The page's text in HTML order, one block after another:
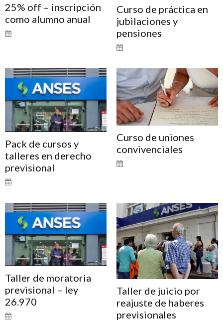
25% off – inscripción
como alumno anual
Curso de práctica en
jubilaciones y
pensiones
Pack de cursos y
talleres en derecho
previsional
Curso de uniones
convivenciales
Taller de moratoria
previsional – ley
26.970
Taller de juicio por
reajuste de haberes
previsionales